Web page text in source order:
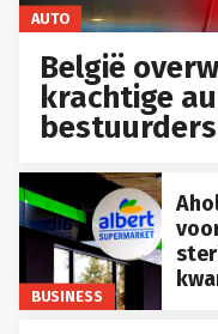
AUTO
België
krachtige
bestuurders
BUSINESS